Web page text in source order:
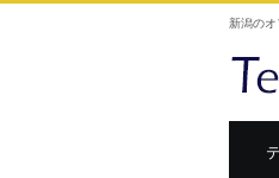
新潟の